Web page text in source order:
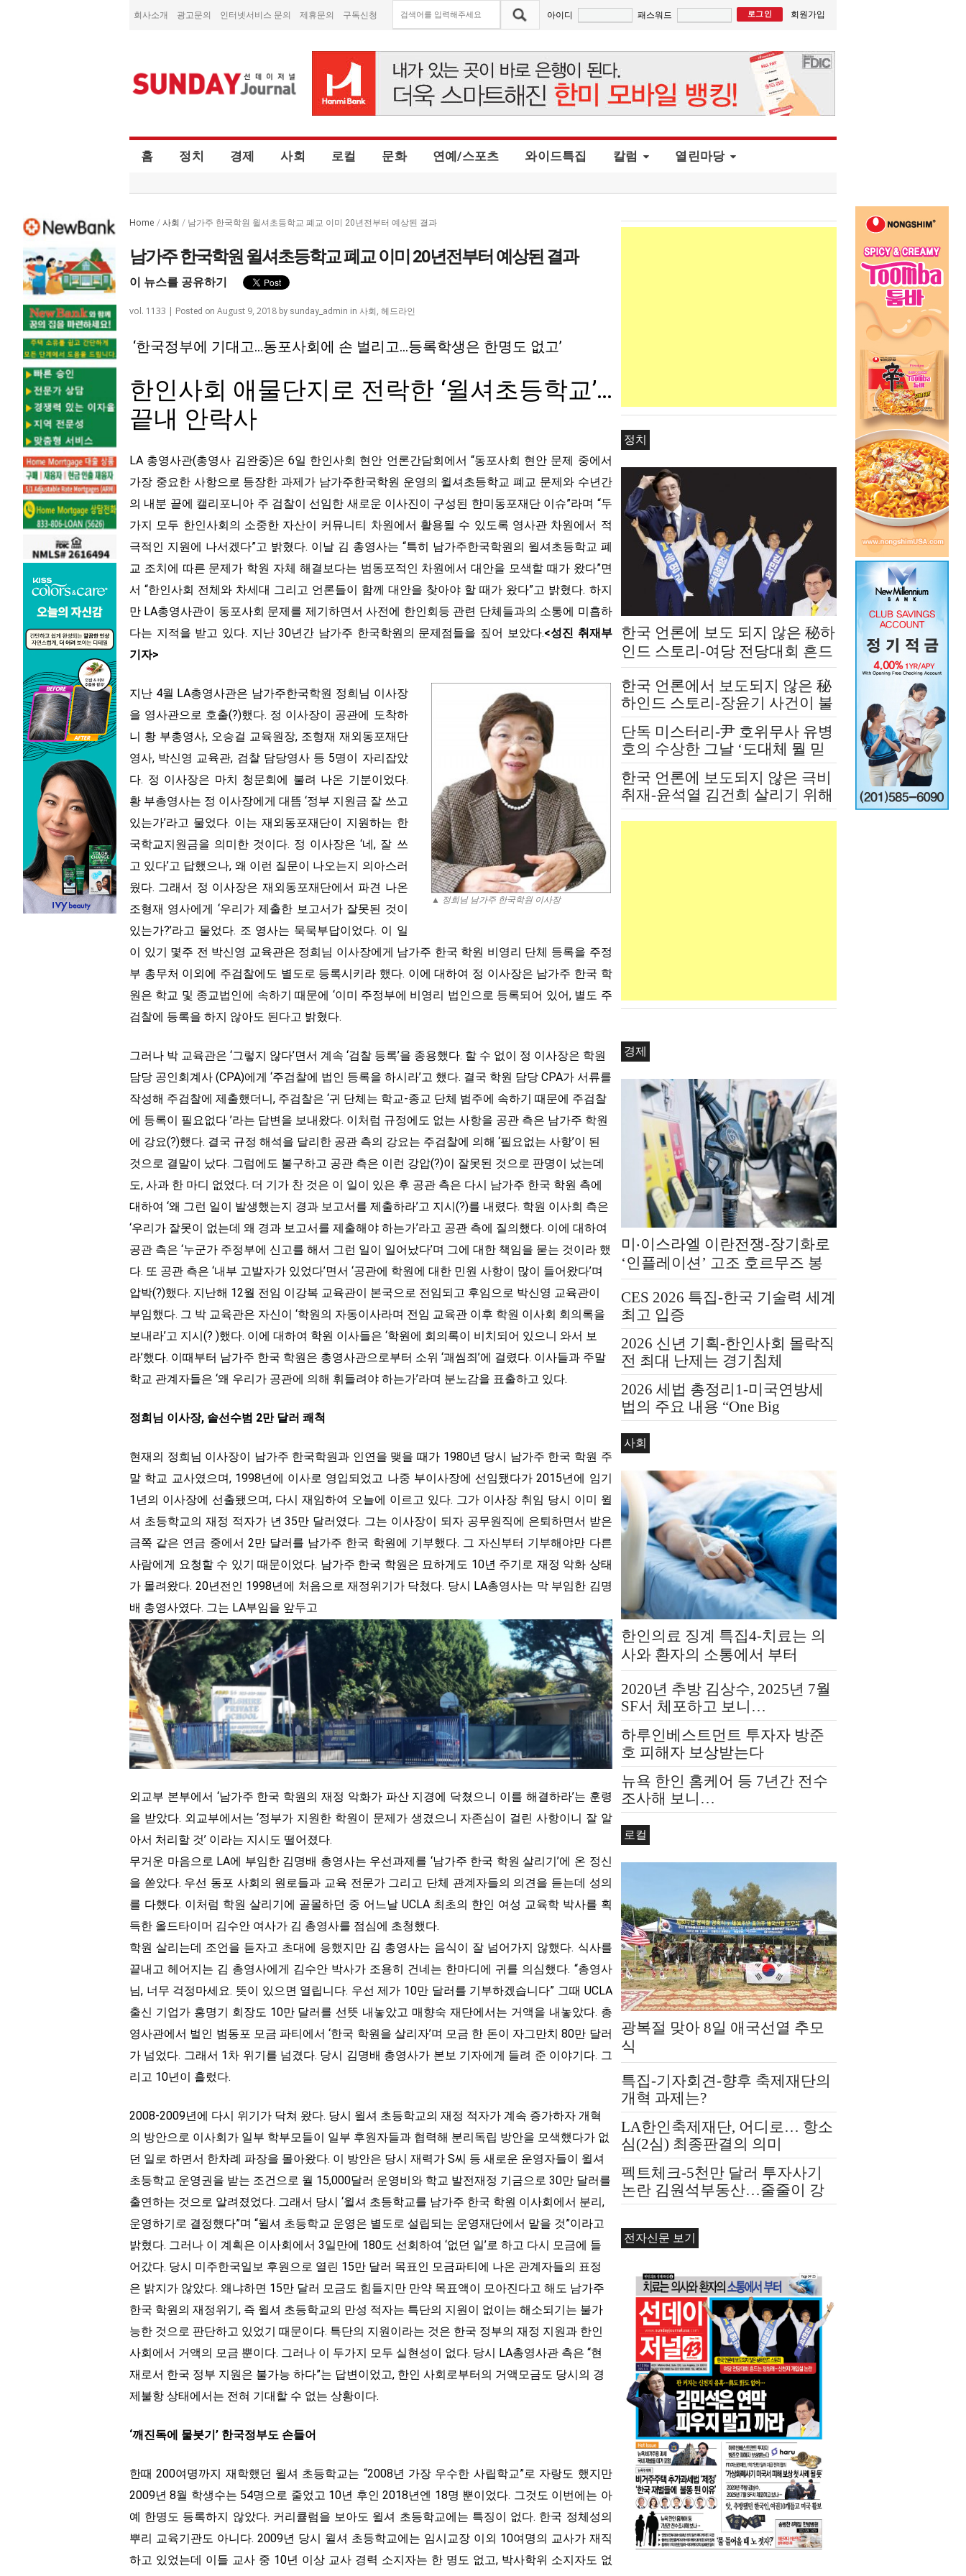
회사소개 광고문의 인터넷서비스 문의 제휴문의 구독신청 아이디 패스워드 회원가입
홈 정치 경제 사회 로컬 문화 연예/스포츠 와이드특집 칼럼 열린마당
Home / 사회 / 남가주 한국학원 윌셔초등학교 폐교 이미 20년전부터 예상된 결과
남가주 한국학원 윌셔초등학교 폐교 이미 20년전부터 예상된 결과
이 뉴스를 공유하기
vol. 1133 | Posted on August 9, 2018 by sunday_admin in 사회, 헤드라인
‘한국정부에 기대고…동포사회에 손 벌리고…등록학생은 한명도 없고’
한인사회 애물단지로 전락한 ‘윌셔초등학교’…
끝내 안락사
LA 총영사관(총영사 김완중)은 6일 한인사회 현안 언론간담회에서 “동포사회 현안 문제 중에서
가장 중요한 사항으로 등장한 과제가 남가주한국학원 운영의 윌셔초등학교 폐교 문제와 수년간
의 내분 끝에 캘리포니아 주 검찰이 선임한 새로운 이사진이 구성된 한미동포재단 이슈”라며 “두
가지 모두 한인사회의 소중한 자산이 커뮤니티 차원에서 활용될 수 있도록 영사관 차원에서 적
극적인 지원에 나서겠다”고 밝혔다. 이날 김 총영사는 “특히 남가주한국학원의 윌셔초등학교 폐
교 조치에 따른 문제가 학원 자체 해결보다는 범동포적인 차원에서 대안을 모색할 때가 왔다”면
서 “한인사회 전체와 차세대 그리고 언론들이 함께 대안을 찾아야 할 때가 왔다”고 밝혔다. 하지
만 LA총영사관이 동포사회 문제를 제기하면서 사전에 한인회등 관련 단체들과의 소통에 미흡하
다는 지적을 받고 있다. 지난 30년간 남가주 한국학원의 문제점들을 짚어 보았다.<성진 취재부
기자>
▲ 정희님 남가주 한국학원 이사장
지난 4월 LA총영사관은 남가주한국학원 정희님 이사장
을 영사관으로 호출(?)했다. 정 이사장이 공관에 도착하
니 황 부총영사, 오승걸 교육원장, 조형재 재외동포재단
영사, 박신영 교육관, 검찰 담당영사 등 5명이 자리잡았
다. 정 이사장은 마치 청문회에 불려 나온 기분이었다.
황 부총영사는 정 이사장에게 대뜸 ‘정부 지원금 잘 쓰고
있는가’라고 물었다. 이는 재외동포재단이 지원하는 한
국학교지원금을 의미한 것이다. 정 이사장은 ‘네, 잘 쓰
고 있다’고 답했으나, 왜 이런 질문이 나오는지 의아스러
웠다. 그래서 정 이사장은 재외동포재단에서 파견 나온
조형재 영사에게 ‘우리가 제출한 보고서가 잘못된 것이
있는가?’라고 물었다. 조 영사는 묵묵부답이었다. 이 일
이 있기 몇주 전 박신영 교육관은 정희님 이사장에게 남가주 한국 학원 비영리 단체 등록을 주정
부 총무처 이외에 주검찰에도 별도로 등록시키라 했다. 이에 대하여 정 이사장은 남가주 한국 학
원은 학교 및 종교법인에 속하기 때문에 ‘이미 주정부에 비영리 법인으로 등록되어 있어, 별도 주
검찰에 등록을 하지 않아도 된다고 밝혔다.
그러나 박 교육관은 ‘그렇지 않다’면서 계속 ‘검찰 등록’을 종용했다. 할 수 없이 정 이사장은 학원
담당 공인회계사 (CPA)에게 ‘주검찰에 법인 등록을 하시라’고 했다. 결국 학원 담당 CPA가 서류를
작성해 주검찰에 제출했더니, 주검찰은 ‘귀 단체는 학교-종교 단체 범주에 속하기 때문에 주검찰
에 등록이 필요없다 ’라는 답변을 보내왔다. 이처럼 규정에도 없는 사항을 공관 측은 남가주 학원
에 강요(?)했다. 결국 규정 해석을 달리한 공관 측의 강요는 주검찰에 의해 ‘필요없는 사항’이 된
것으로 결말이 났다. 그럼에도 불구하고 공관 측은 이런 강압(?)이 잘못된 것으로 판명이 났는데
도, 사과 한 마디 없었다. 더 기가 찬 것은 이 일이 있은 후 공관 측은 다시 남가주 한국 학원 측에
대하여 ‘왜 그런 일이 발생했는지 경과 보고서를 제출하라’고 지시(?)를 내렸다. 학원 이사회 측은
‘우리가 잘못이 없는데 왜 경과 보고서를 제출해야 하는가’라고 공관 측에 질의했다. 이에 대하여
공관 측은 ‘누군가 주정부에 신고를 해서 그런 일이 일어났다’며 그에 대한 책임을 묻는 것이라 했
다. 또 공관 측은 ‘내부 고발자가 있었다’면서 ‘공관에 학원에 대한 민원 사항이 많이 들어왔다’며
압박(?)했다. 지난해 12월 전임 이강복 교육관이 본국으로 전임되고 후임으로 박신영 교육관이
부임했다. 그 박 교육관은 자신이 ‘학원의 자동이사라며 전임 교육관 이후 학원 이사회 회의록을
보내라’고 지시(? )했다. 이에 대하여 학원 이사들은 ‘학원에 회의록이 비치되어 있으니 와서 보
라’했다. 이때부터 남가주 한국 학원은 총영사관으로부터 소위 ‘괘씸죄’에 걸렸다. 이사들과 주말
학교 관계자들은 ‘왜 우리가 공관에 의해 휘들려야 하는가’라며 분노감을 표출하고 있다.
정희님 이사장, 솔선수범 2만 달러 쾌척
현재의 정희님 이사장이 남가주 한국학원과 인연을 맺을 때가 1980년 당시 남가주 한국 학원 주
말 학교 교사였으며, 1998년에 이사로 영입되었고 나중 부이사장에 선임됐다가 2015년에 임기
1년의 이사장에 선출됐으며, 다시 재임하여 오늘에 이르고 있다. 그가 이사장 취임 당시 이미 윌
셔 초등학교의 재정 적자가 년 35만 달러였다. 그는 이사장이 되자 공무원직에 은퇴하면서 받은
금쪽 같은 연금 중에서 2만 달러를 남가주 한국 학원에 기부했다. 그 자신부터 기부해야만 다른
사람에게 요청할 수 있기 때문이었다. 남가주 한국 학원은 묘하게도 10년 주기로 재정 악화 상태
가 몰려왔다. 20년전인 1998년에 처음으로 재정위기가 닥쳤다. 당시 LA총영사는 막 부임한 김명
배 총영사였다. 그는 LA부임을 앞두고
외교부 본부에서 ‘남가주 한국 학원의 재정 악화가 파산 지경에 닥쳤으니 이를 해결하라’는 훈령
을 받았다. 외교부에서는 ‘정부가 지원한 학원이 문제가 생겼으니 자존심이 걸린 사항이니 잘 알
아서 처리할 것’ 이라는 지시도 떨어졌다.
무거운 마음으로 LA에 부임한 김명배 총영사는 우선과제를 ‘남가주 한국 학원 살리기’에 온 정신
을 쏟았다. 우선 동포 사회의 원로들과 교육 전문가 그리고 단체 관계자들의 의견을 듣는데 성의
를 다했다. 이처럼 학원 살리기에 골몰하던 중 어느날 UCLA 최초의 한인 여성 교육학 박사를 획
득한 올드타이머 김수안 여사가 김 총영사를 점심에 초청했다.
학원 살리는데 조언을 듣자고 초대에 응했지만 김 총영사는 음식이 잘 넘어가지 않했다. 식사를
끝내고 헤어지는 김 총영사에게 김수안 박사가 조용히 건네는 한마디에 귀를 의심했다. “총영사
님, 너무 걱정마세요. 뜻이 있으면 열립니다. 우선 제가 10만 달러를 기부하겠습니다” 그때 UCLA
출신 기업가 홍명기 회장도 10만 달러를 선뜻 내놓았고 매향숙 재단에서는 거액을 내놓았다. 총
영사관에서 벌인 범동포 모금 파티에서 ‘한국 학원을 살리자’며 모금 한 돈이 자그만치 80만 달러
가 넘었다. 그래서 1차 위기를 넘겼다. 당시 김명배 총영사가 본보 기자에게 들려 준 이야기다. 그
리고 10년이 흘렀다.
2008-2009년에 다시 위기가 닥쳐 왔다. 당시 윌셔 초등학교의 재정 적자가 계속 증가하자 개혁
의 방안으로 이사회가 일부 학부모들이 일부 후원자들과 협력해 분리독립 방안을 모색했다가 없
던 일로 하면서 한차례 파장을 몰아왔다. 이 방안은 당시 재력가 S씨 등 새로운 운영자들이 윌셔
초등학교 운영권을 받는 조건으로 월 15,000달러 운영비와 학교 발전재정 기금으로 30만 달러를
출연하는 것으로 알려졌었다. 그래서 당시 ‘윌셔 초등학교를 남가주 한국 학원 이사회에서 분리,
운영하기로 결정했다”며 “윌셔 초등학교 운영은 별도로 설립되는 운영재단에서 맡을 것”이라고
밝혔다. 그러나 이 계획은 이사회에서 3일만에 180도 선회하여 ‘없던 일’로 하고 다시 모금에 들
어갔다. 당시 미주한국일보 후원으로 열린 15만 달러 목표인 모금파티에 나온 관계자들의 표정
은 밝지가 않았다. 왜냐하면 15만 달러 모금도 힘들지만 만약 목표액이 모아진다고 해도 남가주
한국 학원의 재정위기, 즉 윌셔 초등학교의 만성 적자는 특단의 지원이 없이는 해소되기는 불가
능한 것으로 판단하고 있었기 때문이다. 특단의 지원이라는 것은 한국 정부의 재정 지원과 한인
사회에서 거액의 모금 뿐이다. 그러나 이 두가지 모두 실현성이 없다. 당시 LA총영사관 측은 “현
재로서 한국 정부 지원은 불가능 하다”는 답변이었고, 한인 사회로부터의 거액모금도 당시의 경
제불항 상태에서는 전혀 기대할 수 없는 상황이다.
‘깨진독에 물붓기’ 한국정부도 손들어
한때 200여명까지 재학했던 윌셔 초등학교는 “2008년 가장 우수한 사립학교”로 자랑도 했지만
2009년 8월 학생수는 54명으로 줄었고 10년 후인 2018년엔 18명 뿐이었다. 그것도 이번에는 아
예 한명도 등록하지 않았다. 커리큘럼을 보아도 윌셔 초등학교에는 특징이 없다. 한국 정체성의
뿌리 교육기관도 아니다. 2009년 당시 윌셔 초등학교에는 임시교장 이외 10여명의 교사가 재직
하고 있었는데 이들 교사 중 10년 이상 교사 경력 소지자는 한 명도 없고, 박사학위 소지자도 없
정치
한국 언론에 보도 되지 않은 秘하
인드 스토리-여당 전당대회 흔드
는 정청래-신천지 개입설 논란
한국 언론에서 보도되지 않은 秘
하인드 스토리-장윤기 사건이 불
붙인 여당과 검찰의 보완 수사권
전쟁
단독 미스터리-尹 호위무사 유병
호의 수상한 그날 ‘도대체 뭘 믿
고 설치고 까부나 했더니…’
한국 언론에 보도되지 않은 극비
취재-윤석열 김건희 살리기 위해
법도 깔아뭉갠 심우정의 자충수
경제
미‧이스라엘 이란전쟁-장기화로
‘인플레이션’ 고조 호르무즈 봉
쇄 ‘에너지 발 복합 쇼크’
CES 2026 특집-한국 기술력 세계
최고 입증
2026 신년 기획-한인사회 몰락직
전 최대 난제는 경기침체
2026 세법 총정리1-미국연방세
법의 주요 내용 “One Big
Beautiful Bill Act(OBBBA)”
사회
한인의료 징계 특집4-치료는 의
사와 환자의 소통에서 부터
2020년 추방 김상수, 2025년 7월
SF서 체포하고 보니…
하루인베스트먼트 투자자 방준
호 피해자 보상받는다
뉴욕 한인 홈케어 등 7년간 전수
조사해 보니…
로컬
광복절 맞아 8일 애국선열 추모
식
특집-기자회견-향후 축제재단의
개혁 과제는?
LA한인축제재단, 어디로… 항소
심(2심) 최종판결의 의미
펙트체크-5천만 달러 투자사기
논란 김원석부동산…줄줄이 강
제경매
전자신문 보기